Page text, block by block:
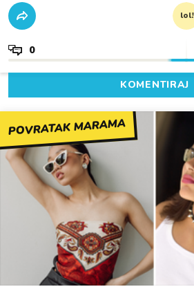
lol!
0
KOMENTIRAJ
POVRATAK MARAMA